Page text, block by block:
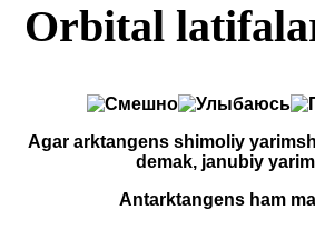
Orbital
Agar arktangens shimoliy
demak, janubiy
Antarktangens ham